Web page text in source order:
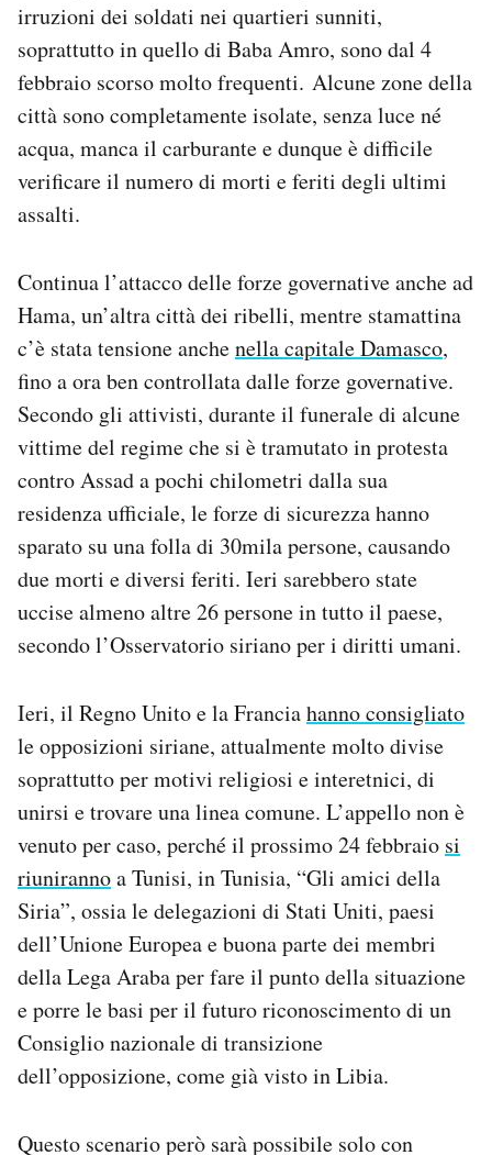
irruzioni dei soldati nei quartieri sunniti,
soprattutto in quello di Baba Amro, sono dal 4
febbraio scorso molto frequenti. Alcune zone della
città sono completamente isolate, senza luce né
acqua, manca il carburante e dunque è difficile
verificare il numero di morti e feriti degli ultimi
assalti.
Continua l’attacco delle forze governative anche ad
Hama, un’altra città dei ribelli, mentre stamattina
c’è stata tensione anchenella capitale Damasco,
fino a ora ben controllata dalle forze governative.
Secondo gli attivisti, durante il funerale di alcune
vittime del regime che si è tramutato in protesta
contro Assad a pochi chilometri dalla sua
residenza ufficiale, le forze di sicurezza hanno
sparato su una folla di 30mila persone, causando
due morti e diversi feriti. Ieri sarebbero state
uccise almeno altre 26 persone in tutto il paese,
secondo l’Osservatorio siriano per i diritti umani.
Ieri, il Regno Unito e la Franciahanno consigliato
le opposizioni siriane, attualmente molto divise
soprattutto per motivi religiosi e interetnici, di
unirsi e trovare una linea comune. L’appello non è
venuto per caso, perché il prossimo 24 febbraio si
riunirannoa Tunisi, in Tunisia, “Gli amici della
Siria”, ossia le delegazioni di Stati Uniti, paesi
dell’Unione Europea e buona parte dei membri
della Lega Araba per fare il punto della situazione
e porre le basi per il futuro riconoscimento di un
Consiglio nazionale di transizione
dell’opposizione, come già visto in Libia.
Questo scenario però sarà possibile solo con